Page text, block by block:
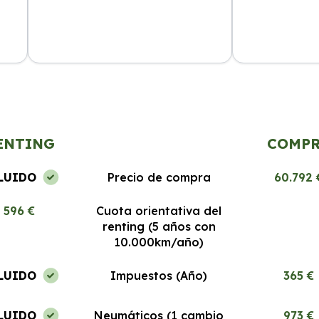
Precio de compra 60.792
596 €
Cuota orientativa del
renting (5 años con
10.000km/año)
Impuestos (Año) 365 €
Neumáticos (1 cambio
973 €